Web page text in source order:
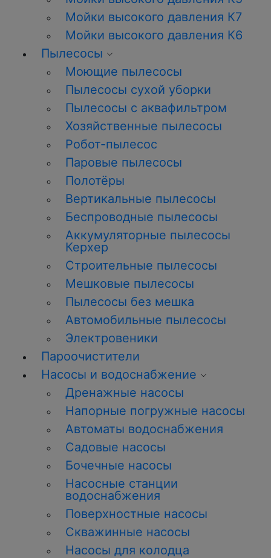
Мойки высокого давления К7
Мойки высокого давления К6
Пылесосы
Моющие пылесосы
Пылесосы сухой уборки
Пылесосы с аквафильтром
Хозяйственные пылесосы
Робот-пылесос
Паровые пылесосы
Полотёры
Вертикальные пылесосы
Беспроводные пылесосы
Аккумуляторные пылесосы
Керхер
Строительные пылесосы
Мешковые пылесосы
Пылесосы без мешка
Автомобильные пылесосы
Электровеники
Пароочистители
Насосы и водоснабжение
Дренажные насосы
Напорные погружные насосы
Автоматы водоснабжения
Садовые насосы
Бочечные насосы
Насосные станции
водоснабжения
Поверхностные насосы
Скважинные насосы
Насосы для колодца